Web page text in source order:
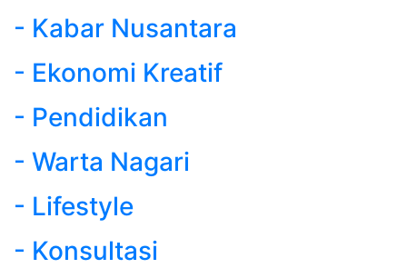
- Kabar Nusantara
- Ekonomi Kreatif
- Pendidikan
- Warta Nagari
- Lifestyle
- Konsultasi